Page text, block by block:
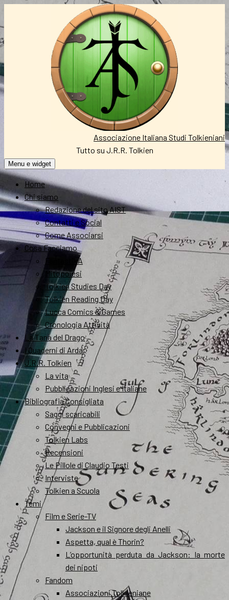
Associazione Italiana Studi Tolkieniani
Tutto su J.R.R. Tolkien
Menu e widget
Home
Chi siamo
Redazione del sito AIST
Contatti e Social
Come Associarsi
Cosa Facciamo
FantastikA
Mitopoiesi
Tolkien Studies Day
Tolkien Reading Day
Lucca Comics & Games
Cronologia Attività
La Tana del Drago
I Quaderni di Arda
J.R.R. Tolkien
La vita
Pubblicazioni Inglesi e Italiane
Bibliografia Consigliata
Saggi scaricabili
Convegni e Pubblicazioni
Tolkien Labs
Recensioni
Le Pillole di Claudio Testi
Interviste
Tolkien a Scuola
Temi
Film e Serie-TV
Jackson e il Signore degli Anelli
Aspetta, qual è Thorin?
L’opportunità perduta da Jackson: la morte
dei nipoti
Fandom
Associazioni Tolkieniane